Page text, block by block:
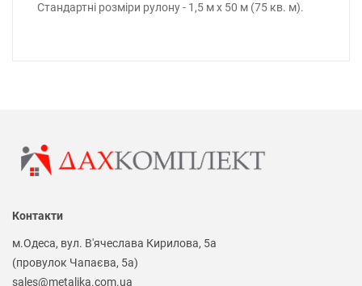
Стандартні розміри рулону - 1,5 м х 50 м (75 кв. м).
Контакти
м.Одеса, вул. В'ячеслава Кирилова, 5а
(провулок Чапаєва, 5а)
sales@metalika.com.ua